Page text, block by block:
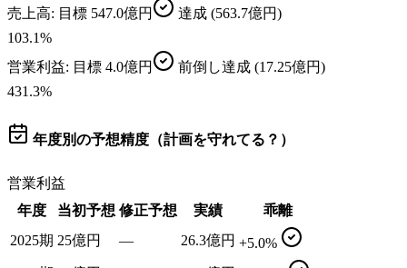
売上高: 目標 547.0億円 達成 (563.7億円)
103.1%
営業利益: 目標 4.0億円 前倒し達成 (17.25億円)
431.3%
年度別の予想精度（計画を守れてる？）
営業利益
年度
当初予想 修正予想 実績
乖離
2025期 25億円 — 26.3億円 +5.0%